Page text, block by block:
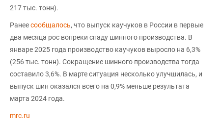
217 тыс. тонн).
Ранеесообщалось, что выпуск каучуков в России в первые
два месяца рос вопреки спаду шинного производства. В
январе 2025 года производство каучуков выросло на 6,3%
(256 тыс. тонн). Сокращение шинного производства тогда
составило 3,6%. В марте ситуация несколько улучшилась, и
выпуск шин оказался всего на 0,9% меньше результата
марта 2024 года.
mrc.ru